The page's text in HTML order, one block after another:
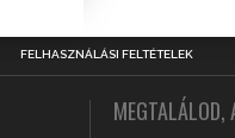
FELHASZNÁLÁSI FELTÉTELEK
MEGTALÁLOD,